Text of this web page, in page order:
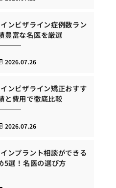
ンビザライン症例数ラン
豊富な名医を厳選
2026.07.26
ンビザライン矯正おすす
と費用で徹底比較
2026.07.26
ンプラント相談ができる
5選！名医の選び方